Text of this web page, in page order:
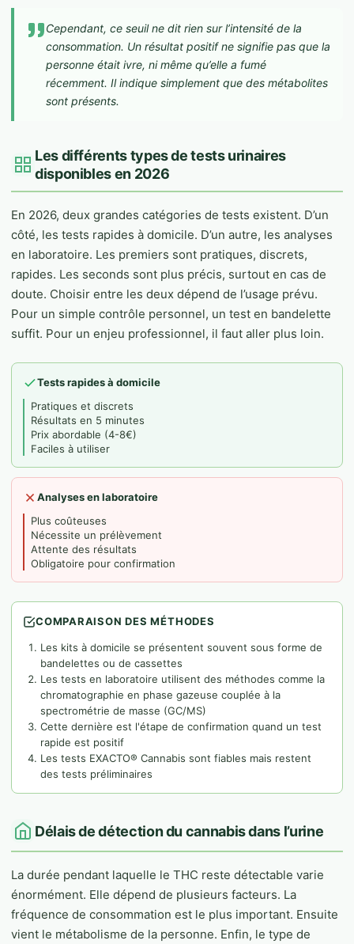
Cependant, ce seuil ne dit rien sur l’intensité de la
consommation. Un résultat positif ne signifie pas que la
personne était ivre, ni même qu’elle a fumé
récemment. Il indique simplement que des métabolites
sont présents.
Les différents types de tests urinaires
disponibles en 2026
En 2026, deux grandes catégories de tests existent. D’un
côté, les tests rapides à domicile. D’un autre, les analyses
en laboratoire. Les premiers sont pratiques, discrets,
rapides. Les seconds sont plus précis, surtout en cas de
doute. Choisir entre les deux dépend de l’usage prévu.
Pour un simple contrôle personnel, un test en bandelette
suffit. Pour un enjeu professionnel, il faut aller plus loin.
Tests rapides à domicile
Pratiques et discrets
Résultats en 5 minutes
Prix abordable (4-8€)
Faciles à utiliser
Analyses en laboratoire
Plus coûteuses
Nécessite un prélèvement
Attente des résultats
Obligatoire pour confirmation
COMPARAISON DES MÉTHODES
Les kits à domicile se présentent souvent sous forme de
bandelettes ou de cassettes
Les tests en laboratoire utilisent des méthodes comme la
chromatographie en phase gazeuse couplée à la
spectrométrie de masse (GC/MS)
Cette dernière est l'étape de confirmation quand un test
rapide est positif
Les tests EXACTO® Cannabis sont fiables mais restent
des tests préliminaires
Délais de détection du cannabis dans l’urine
La durée pendant laquelle le THC reste détectable varie
énormément. Elle dépend de plusieurs facteurs. La
fréquence de consommation est le plus important. Ensuite
vient le métabolisme de la personne. Enfin, le type de